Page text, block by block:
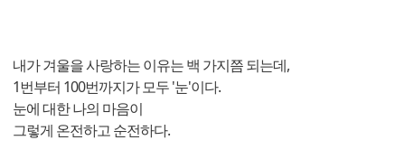
내가 겨울을 사랑하는 이유는 백 가지쯤 되는데,
1번부터 100번까지가 모두 '눈'이다.
눈에 대한 나의 마음이
그렇게 온전하고 순전하다.